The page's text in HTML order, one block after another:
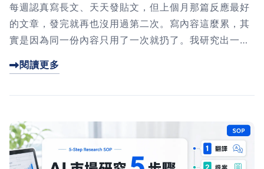
每週認真寫長文、天天發貼文，但上個月那篇反應最好
的文章，發完就再也沒用過第二次。寫內容這麼累，其
實是因為同一份內容只用了一次就扔了。我研究出一套
e，拆成 16 篇不同角度的社群短文。這篇文章我會從原
閱讀更多